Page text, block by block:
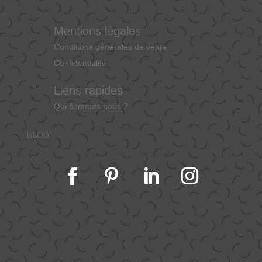
Mentions légales
Conditions générales de vente
Confidentialité
Liens rapides
Qui sommes nous ?
BLOG